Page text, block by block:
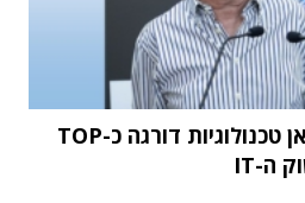
מחקר STKI השנתי: וואן טכנולוגיות דורגה כ-TOP